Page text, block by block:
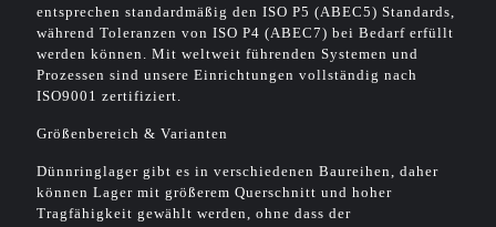
entsprechen standardmäßig den ISO P5 (ABEC5) Standards,
während Toleranzen von ISO P4 (ABEC7) bei Bedarf erfüllt
werden können. Mit weltweit führenden Systemen und
Prozessen sind unsere Einrichtungen vollständig nach
ISO9001 zertifiziert.
Größenbereich & Varianten
Dünnringlager gibt es in verschiedenen Baureihen, daher
können Lager mit größerem Querschnitt und hoher
Tragfähigkeit gewählt werden, ohne dass der